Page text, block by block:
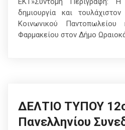
δημιουργία και
Κοινωνικού Παντοπωλείου
Φαρμακείου στον Δήμο
ΔΕΛΤΙΟ ΤΥΠΟΥ
Πανελληνίου